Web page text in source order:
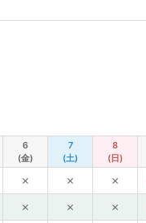
6
(金)
7
(土)
8
(日)
× × ×
× × ×